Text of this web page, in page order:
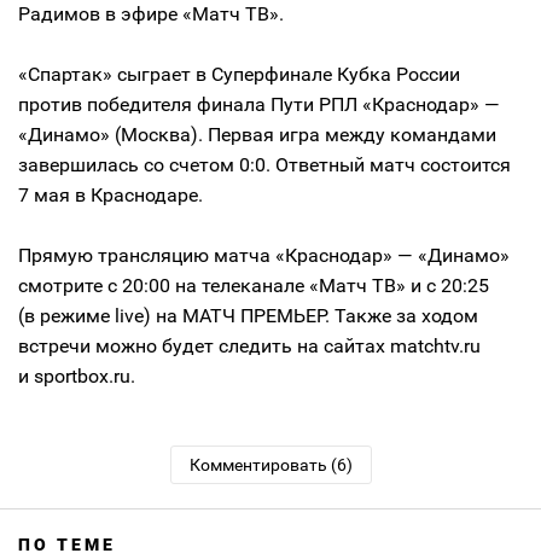
Радимов в эфире «Матч ТВ».
«Спартак» сыграет в Суперфинале Кубка России
против победителя финала Пути РПЛ «Краснодар» —
«Динамо» (Москва). Первая игра между командами
завершилась со счетом 0:0. Ответный матч состоится
7 мая в Краснодаре.
Прямую трансляцию матча «Краснодар» — «Динамо»
смотрите с 20:00 на телеканале «Матч ТВ» и с 20:25
(в режиме live) на МАТЧ ПРЕМЬЕР. Также за ходом
встречи можно будет следить на сайтах matchtv.ru
и sportbox.ru.
Комментировать (6)
ПО ТЕМЕ